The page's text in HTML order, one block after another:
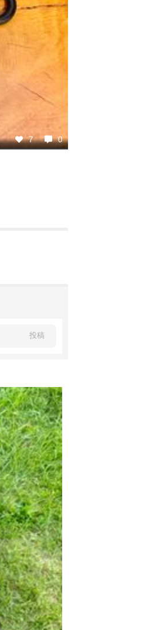
7 0
投稿